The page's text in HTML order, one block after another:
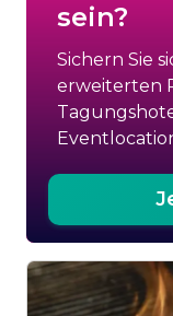
sein?
Sichern Sie
erweiterten